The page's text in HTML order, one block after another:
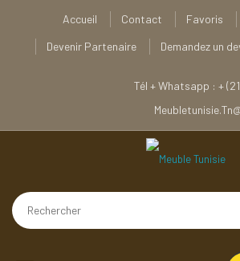
Accueil Contact Favoris
Devenir Partenaire
Demandez un
Tél + Whatsapp : +